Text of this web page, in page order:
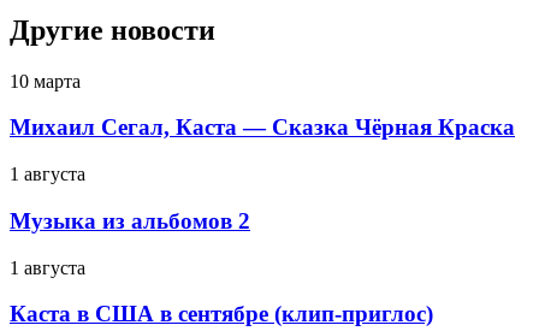
Другие новости
10 марта
Михаил Сегал, Каста — Сказка Чёрная Краска
1 августа
Музыка из альбомов 2
1 августа
Каста в США в сентябре (клип-приглос)